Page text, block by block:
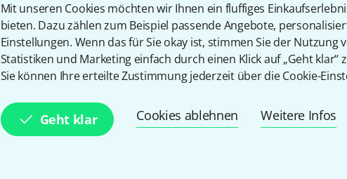
Mit unseren Cookies möchten wir Ihnen ein fluffiges
bieten. Dazu zählen zum Beispiel passende Angebote,
Einstellungen. Wenn das für Sie okay ist, stimmen Sie der Nutzung
Statistiken und Marketing einfach durch einen Klick auf „Geht klar“
Sie können Ihre erteilte Zustimmung jederzeit über die Cookie-
Geht klar Cookies ablehnen Weitere Infos
Parametern
Download-Lizenz
Universal Audio Ocean Way
Way Studios mit originalen
nutzt Dynamic Room